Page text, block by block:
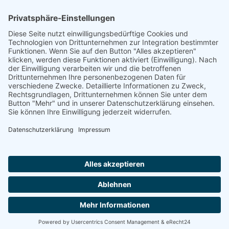
Footer
Cookie-Einstellungen Datenschutz
Impressum
intern
by